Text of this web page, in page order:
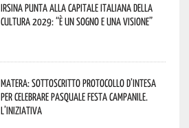
Irsina punta alla Capitale italiana della
Cultura 2029: “È un sogno e una visione”
Matera: sottoscritto protocollo d’intesa
per celebrare Pasquale Festa Campanile.
L’iniziativa